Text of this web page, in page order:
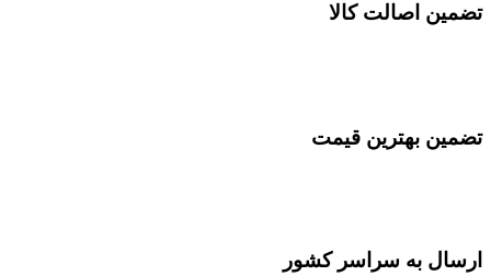
تضمین اصالت کالا
تضمین بهترین قیمت
ارسال به سراسر کشور